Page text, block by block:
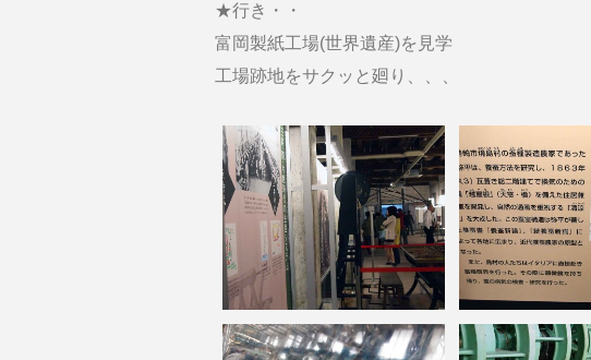
★行き・・
富岡製紙工場(世界遺産)を見学
工場跡地をサクッと廻り、、、